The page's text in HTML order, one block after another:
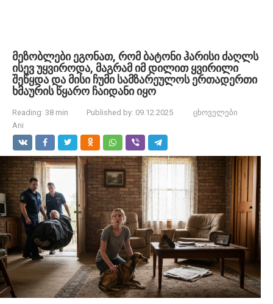
მეზობლები ეგონათ, რომ ბატონი ჰარისი ძაღლს
ისევ უყვიროდა, მაგრამ იმ დილით ყვირილი
შეწყდა და მისი ჩუმი სამზარეულოს ერთადერთი
ხმაურის წყარო ჩაიდანი იყო
Reading: 38 min Published by: 09.12.2025
ცხოველები
Ani